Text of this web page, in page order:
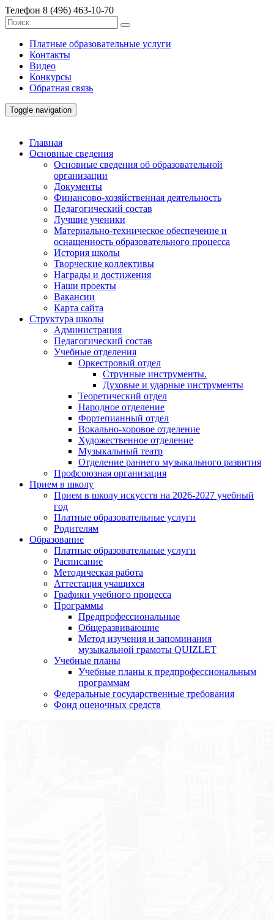
Телефон 8 (496) 463-10-70
Платные образовательные услуги
Контакты
Видео
Конкурсы
Обратная связь
Toggle navigation
Главная
Основные сведения
Основные сведения об образовательной
организации
Документы
Финансово-хозяйственная деятельность
Педагогический состав
Лучшие ученики
Материально-техническое обеспечение и
оснащенность образовательного процесса
История школы
Творческие коллективы
Награды и достижения
Наши проекты
Вакансии
Карта сайта
Структура школы
Администрация
Педагогический состав
Учебные отделения
Оркестровый отдел
Струнные инструменты.
Духовые и ударные инструменты
Теоретический отдел
Народное отделение
Фортепианный отдел
Вокально-хоровое отделение
Художественное отделение
Музыкальный театр
Отделение раннего музыкального развития
Профсоюзная организация
Прием в школу
Прием в школу искусств на 2026-2027 учебный
год
Платные образовательные услуги
Родителям
Образование
Платные образовательные услуги
Расписание
Методическая работа
Аттестация учащихся
Графики учебного процесса
Программы
Предпрофессиональные
Общеразвивающие
Метод изучения и запоминания
музыкальной грамоты QUIZLET
Учебные планы
Учебные планы к предпрофессиональным
программам
Федеральные государственные требования
Фонд оценочных средств